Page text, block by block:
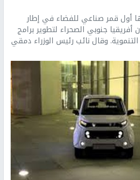
أول قمر صناعي للفضاء في إطار
جنوبي الصحراء لتطوير برامج
وقال نائب رئيس الوزراء دمقي